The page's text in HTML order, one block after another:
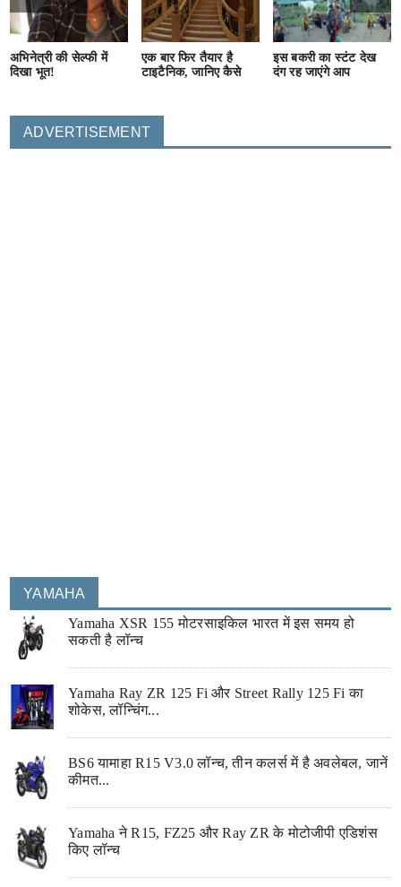
अभिनेत्री की सेल्फी में
दिखा भूत!
एक बार फिर तैयार है
टाइटैनिक, जानिए कैसे
इस बकरी का स्टंट देख
दंग रह जाएंगे आप
ADVERTISEMENT
YAMAHA
Yamaha XSR 155 मोटरसाइकिल भारत में इस समय हो
सकती है लॉन्च
Yamaha Ray ZR 125 Fi और Street Rally 125 Fi का
शोकेस, लॉन्चिंग...
BS6 यामाहा R15 V3.0 लॉन्च, तीन कलर्स में है अवलेबल, जानें
कीमत...
Yamaha ने R15, FZ25 और Ray ZR के मोटोजीपी एडिशंस
किए लॉन्च